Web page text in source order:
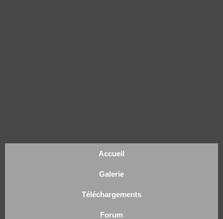
Accueil
Galerie
Téléchargements
Forum